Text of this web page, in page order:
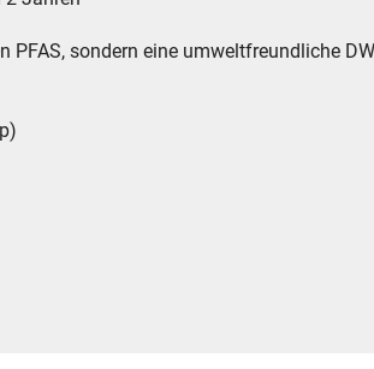
PFAS, sondern eine umweltfreundliche